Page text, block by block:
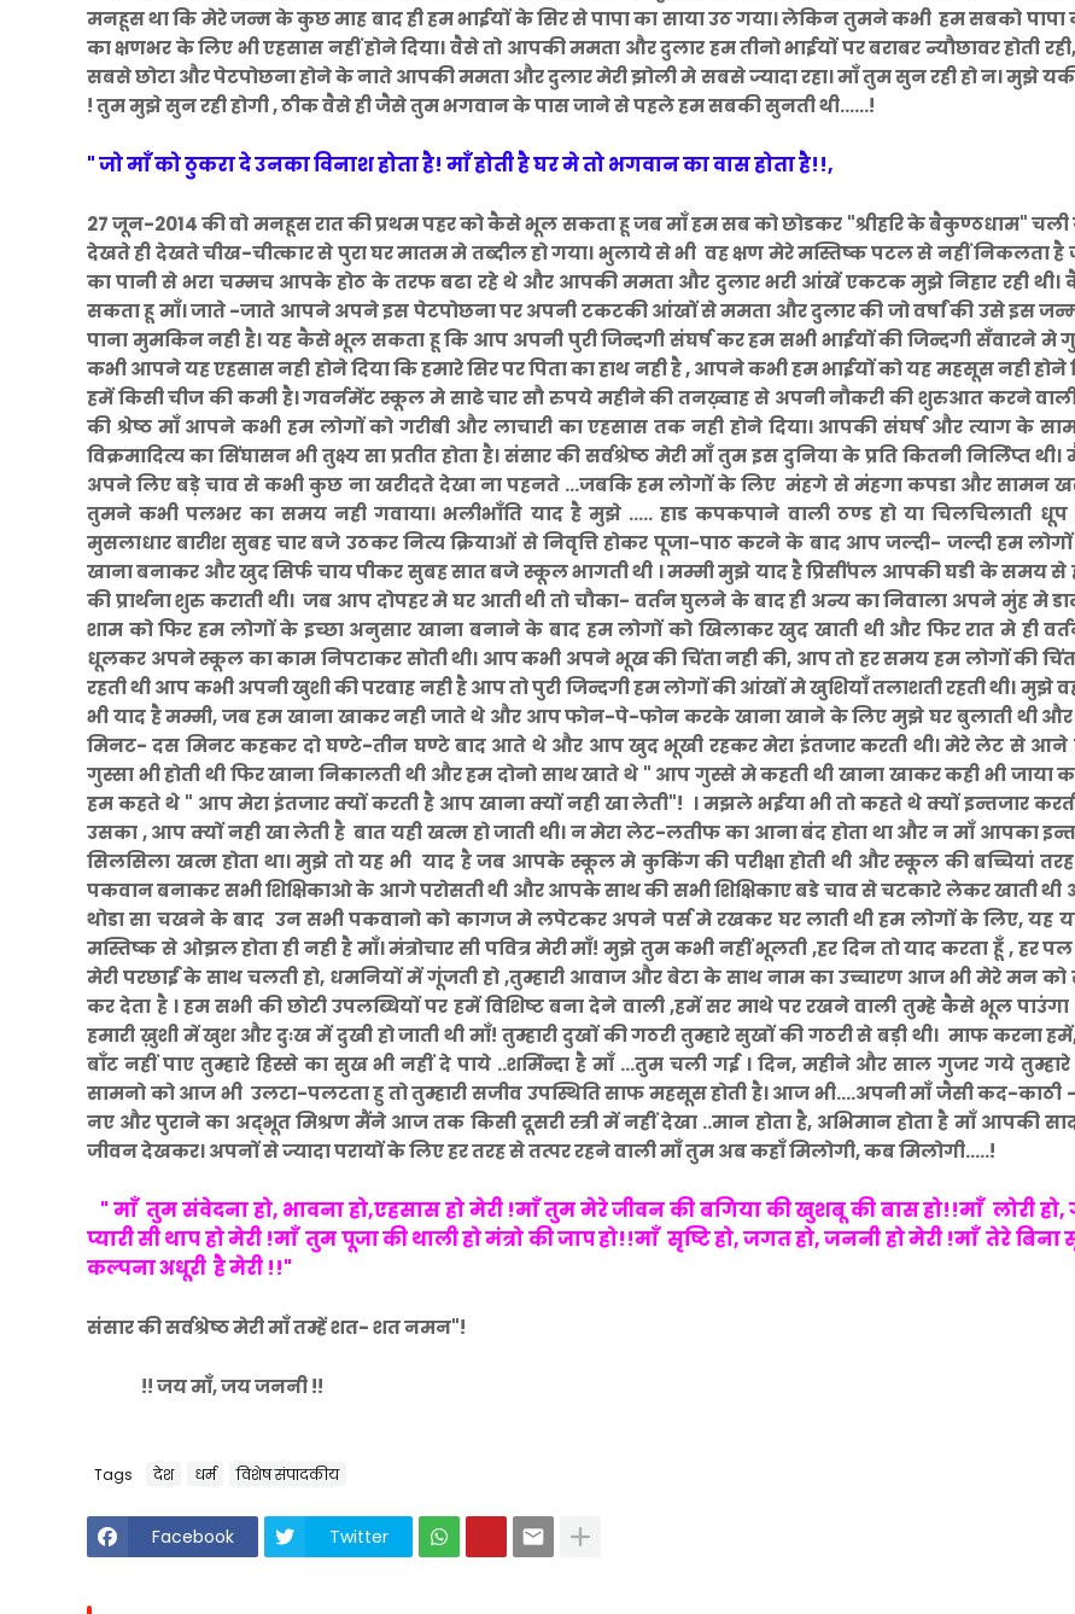
मनहूस था कि मेरे जन्म के कुछ माह बाद ही हम भाईयों के सिर से पापा का साया उठ गया। लेकिन तुमने कभी हम सबको पापा
का क्षणभर के लिए भी एहसास नहीं होने दिया। वैसे तो आपकी ममता और दुलार हम तीनो भाईयों पर बराबर न्यौछावर होती
सबसे छोटा और पेटपोछना होने के नाते आपकी ममता और दुलार मेरी झोली मे सबसे ज्यादा रहा। माँ तुम सुन रही हो न। मुझे
! तुम मुझे सुन रही होगी , ठीक वैसे ही जैसे तुम भगवान के पास जाने से पहले हम सबकी सुनती थी......!
" जो माँ को ठुकरा दे उनका विनाश होता है! माँ होती है घर मे तो भगवान का वास होता है!!,
27 जून-2014 की वो मनहूस रात की प्रथम पहर को कैसे भूल सकता हू जब माँ हम सब को छोडकर "श्रीहरि के बैकुण्ठधाम"
देखते ही देखते चीख-चीत्कार से पुरा घर मातम मे तब्दील हो गया। भुलाये से भी वह क्षण मेरे मस्तिष्क पटल से नहीं निकलता है
का पानी से भरा चम्मच आपके होठ के तरफ बढा रहे थे और आपकी ममता और दुलार भरी आंखें एकटक मुझे निहार रही
सकता हू माँ। जाते -जाते आपने अपने इस पेटपोछना पर अपनी टकटकी आंखों से ममता और दुलार की जो वर्षां की उसे इस
पाना मुमकिन नही है। यह कैसे भूल सकता हू कि आप अपनी पुरी जिन्दगी संघर्ष कर हम सभी भाईयों की जिन्दगी सँवारने मे
कभी आपने यह एहसास नही होने दिया कि हमारे सिर पर पिता का हाथ नही है , आपने कभी हम भाईयों को यह महसूस नही होने
हमें किसी चीज की कमी है। गवर्नमेंट स्कूल मे साढे चार सौ रुपये महीने की तनख़्वाह से अपनी नौकरी की शुरुआत करने
की श्रेष्ठ माँ आपने कभी हम लोगों को गरीबी और लाचारी का एहसास तक नही होने दिया। आपकी संघर्ष और त्याग के
विक्रमादित्य का सिंघासन भी तुक्ष्य सा प्रतीत होता है। संसार की सर्वश्रेष्ठ मेरी माँ तुम इस दुनिया के प्रति कितनी निर्लिप्त
अपने लिए बड़े चाव से कभी कुछ ना खरीदते देखा ना पहनते ...जबकि हम लोगों के लिए मंहगे से मंहगा कपडा और सामन
तुमने कभी पलभर का समय नही गवाया। भलीभाँति याद है मुझे ..... हाड कपकपाने वाली ठण्ड हो या चिलचिलाती धूप
मुसलाधार बारीश सुबह चार बजे उठकर नित्य क्रियाओं से निवृत्ति होकर पूजा-पाठ करने के बाद आप जल्दी- जल्दी हम
खाना बनाकर और खुद सिर्फ चाय पीकर सुबह सात बजे स्कूल भागती थी । मम्मी मुझे याद है प्रिसींपल आपकी घडी के समय से
की प्रार्थना शुरु कराती थी। जब आप दोपहर मे घर आती थी तो चौका- वर्तन घुलने के बाद ही अन्य का निवाला अपने मुंह मे
शाम को फिर हम लोगों के इच्छा अनुसार खाना बनाने के बाद हम लोगों को खिलाकर खुद खाती थी और फिर रात मे ही
धूलकर अपने स्कूल का काम निपटाकर सोती थी। आप कभी अपने भूख की चिंता नही की, आप तो हर समय हम लोगों की
रहती थी आप कभी अपनी खुशी की परवाह नही है आप तो पुरी जिन्दगी हम लोगों की आंखों मे खुशियाँ तलाशती रहती थी। मुझे
भी याद है मम्मी, जब हम खाना खाकर नही जाते थे और आप फोन-पे-फोन करके खाना खाने के लिए मुझे घर बुलाती थी
मिनट- दस मिनट कहकर दो घण्टे-तीन घण्टे बाद आते थे और आप खुद भूखी रहकर मेरा इंतजार करती थी। मेरे लेट से
गुस्सा भी होती थी फिर खाना निकालती थी और हम दोनो साथ खाते थे " आप गुस्से मे कहती थी खाना खाकर कही भी जाया
हम कहते थे " आप मेरा इंतजार क्यों करती है आप खाना क्यों नही खा लेती"! । मझले भईया भी तो कहते थे क्यों इन्तजार
उसका , आप क्यों नही खा लेती है बात यही खत्म हो जाती थी। न मेरा लेट-लतीफ का आना बंद होता था और न माँ आपका
सिलसिला खत्म होता था। मुझे तो यह भी याद है जब आपके स्कूल मे कुकिंग की परीक्षा होती थी और स्कूल की बच्चियां
पकवान बनाकर सभी शिक्षिकाओ के आगे परोसती थी और आपके साथ की सभी शिक्षिकाए बडे चाव से चटकारे लेकर खाती
थोडा सा चखने के बाद उन सभी पकवानो को कागज मे लपेटकर अपने पर्स मे रखकर घर लाती थी हम लोगों के लिए, यह
मस्तिष्क से ओझल होता ही नही है माँ। मंत्रोचार सी पवित्र मेरी माँ! मुझे तुम कभी नहीं भूलती ,हर दिन तो याद करता हूँ , हर
मेरी परछाईं के साथ चलती हो, धमनियों में गूंजती हो ,तुम्हारी आवाज और बेटा के साथ नाम का उच्चारण आज भी मेरे मन
कर देता है । हम सभी की छोटी उपलब्धियों पर हमें विशिष्ट बना देने वाली ,हमें सर माथे पर रखने वाली तुम्हे कैसे भूल
हमारी ख़ुशी में खुश और दुःख में दुखी हो जाती थी माँ! तुम्हारी दुखों की गठरी तुम्हारे सुखों की गठरी से बड़ी थी। माफ करना
बाँट नहीं पाए तुम्हारे हिस्से का सुख भी नहीं दे पाये ..शर्मिन्दा है माँ ...तुम चली गई । दिन, महीने और साल गुजर गये
सामनो को आज भी उलटा-पलटता हु तो तुम्हारी सजीव उपस्थिति साफ महसूस होती है। आज भी....अपनी माँ जैसी कद-काठी
नए और पुराने का अद्भूत मिश्रण मैंने आज तक किसी दूसरी स्त्री में नहीं देखा ..मान होता है, अभिमान होता है माँ आपकी
जीवन देखकर। अपनों से ज्यादा परायों के लिए हर तरह से तत्पर रहने वाली माँ तुम अब कहाँ मिलोगी, कब मिलोगी.....!
" माँ तुम संवेदना हो, भावना हो,एहसास हो मेरी !माँ तुम मेरे जीवन की बगिया की खुशबू की बास हो!!माँ लोरी हो,
प्यारी सी थाप हो मेरी !माँ तुम पूजा की थाली हो मंत्रो की जाप हो!!माँ सृष्टि हो, जगत हो, जननी हो मेरी !माँ तेरे बिना
कल्पना अधूरी है मेरी !!"
संसार की सर्वश्रेष्ठ मेरी माँ तम्हें शत- शतनमन"!
!! जय माँ, जय जननी !!
Tags देश धर्म विशेष संपादकीय
Facebook Twitter